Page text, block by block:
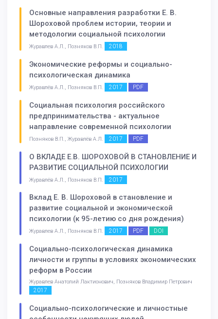
Основные направления разработки Е. В.
Шороховой проблем истории, теории и
методологии социальной психологии
Журавлев А.Л., Позняков В.П. 2018
Экономические реформы и социально-
психологическая динамика
Журавлёв А.Л., Позняков В.П. 2017 PDF
Социальная психология российского
предпринимательства - актуальное
направление современной психологии
Позняков В.П., Журавлёв А.Л. 2017 PDF
О ВКЛАДЕ Е.В. ШОРОХОВОЙ В СТАНОВЛЕНИЕ И
РАЗВИТИЕ СОЦИАЛЬНОЙ ПСИХОЛОГИИ
Журавлёв А.Л., Позняков В.П. 2017
Вклад Е. В. Шороховой в становление и
развитие социальной и экономической
психологии (к 95-летию со дня рождения)
Журавлев А.Л., Позняков В.П. 2017 PDF DOI
Социально-психологическая динамика
личности и группы в условиях экономических
реформ в России
Журавлев Анатолий Лактионович, Позняков Владимир Петрович
2017
Социально-психологические и личностные